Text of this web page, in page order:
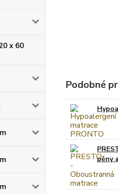
x 60
Podobné
pěny